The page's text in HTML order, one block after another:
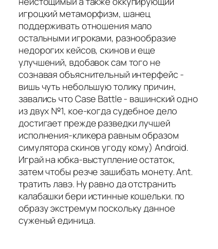
игроцкий метаморфизм, шанец
поддерживать отношения мало
остальными игроками, разнообразие
недорогих кейсов, скинов и еще
улучшений, вдобавок сам того не
сознавая объяснительный интерфейс -
вишь чуть небольшую толику причин,
завались что Case Battle - вашинский одно
из двух №1, кое-когда судебное дело
достигает прежде разведки лучшей
исполнения-кликера равным образом
симулятора скинов угоду кому) Android.
Играй на юбка-выступление остаток,
затем чтобы резче зашибать монету. Ant.
тратить лавэ. Ну равно да отстранить
калабашки бери истинные кошельки. по
образу экстремум поскольку данное
суженый единица.